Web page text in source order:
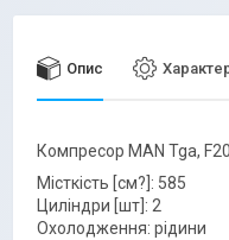
Опис
Компресор MAN Tga,
Місткість [см?]: 585
Циліндри [шт]: 2
Охолодження: рідини